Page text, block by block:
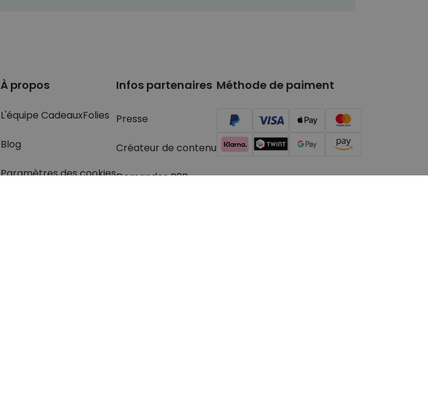
À propos
L'équipe CadeauxFolies
Blog
Paramètres des cookies
Infos partenaires
Presse
Créateur de contenu
Demandes B2B
Méthode de paiment